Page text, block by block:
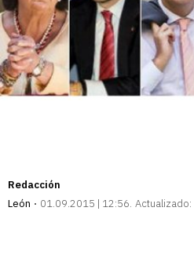
Redacción
León
01.09.2015 | 12:56 Actualizado: